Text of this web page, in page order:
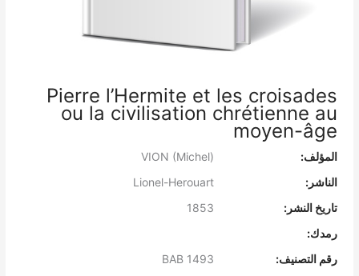
Pierre l’Hermite et les croisades
ou la civilisation chrétienne au
moyen-âge
المؤلف:
الناشر:
Lionel-Herouart
تاريخ النشر:
رمدك:
رقم التصنيف: